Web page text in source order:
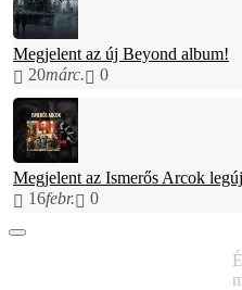
Megjelent az új Beyond album!
20márc. 0
Megjelent az Ismerős Arcok
16febr. 0